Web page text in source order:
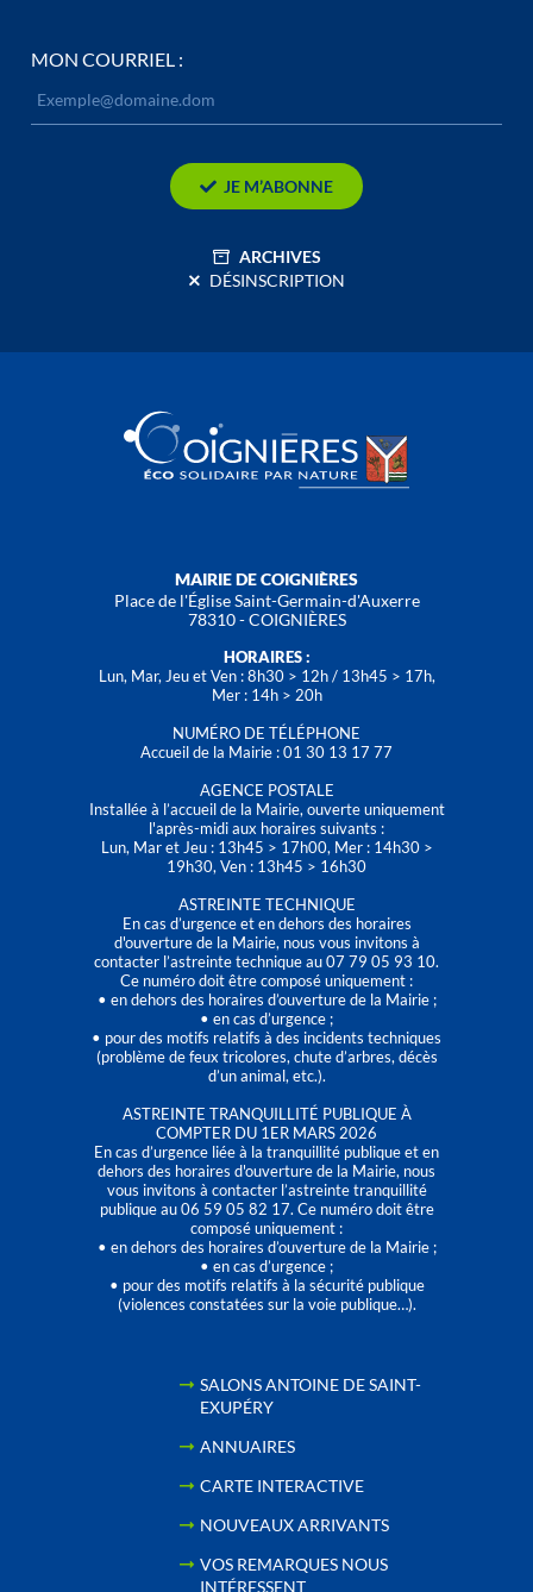
MON COURRIEL :
JE M’ABONNE
ARCHIVES
DÉSINSCRIPTION
MAIRIE DE COIGNIÈRES
Place de l'Église Saint-Germain-d'Auxerre
78310 - COIGNIÈRES
HORAIRES :
Lun, Mar, Jeu et Ven : 8h30 > 12h / 13h45 > 17h,
Mer : 14h > 20h
NUMÉRO DE TÉLÉPHONE
Accueil de la Mairie : 01 30 13 17 77
AGENCE POSTALE
Installée à l’accueil de la Mairie, ouverte uniquement
l'après-midi aux horaires suivants :
Lun, Mar et Jeu : 13h45 > 17h00, Mer : 14h30 >
19h30, Ven : 13h45 > 16h30
ASTREINTE TECHNIQUE
En cas d’urgence et en dehors des horaires
d'ouverture de la Mairie, nous vous invitons à
contacter l’astreinte technique au 07 79 05 93 10.
Ce numéro doit être composé uniquement :
• en dehors des horaires d’ouverture de la Mairie ;
• en cas d’urgence ;
• pour des motifs relatifs à des incidents techniques
(problème de feux tricolores, chute d’arbres, décès
d’un animal, etc.).
ASTREINTE TRANQUILLITÉ PUBLIQUE À
COMPTER DU 1ER MARS 2026
En cas d’urgence liée à la tranquillité publique et en
dehors des horaires d'ouverture de la Mairie, nous
vous invitons à contacter l’astreinte tranquillité
publique au 06 59 05 82 17. Ce numéro doit être
composé uniquement :
• en dehors des horaires d’ouverture de la Mairie ;
• en cas d’urgence ;
• pour des motifs relatifs à la sécurité publique
(violences constatées sur la voie publique…).
SALONS ANTOINE DE SAINT-
EXUPÉRY
ANNUAIRES
CARTE INTERACTIVE
NOUVEAUX ARRIVANTS
VOS REMARQUES NOUS
INTÉRESSENT